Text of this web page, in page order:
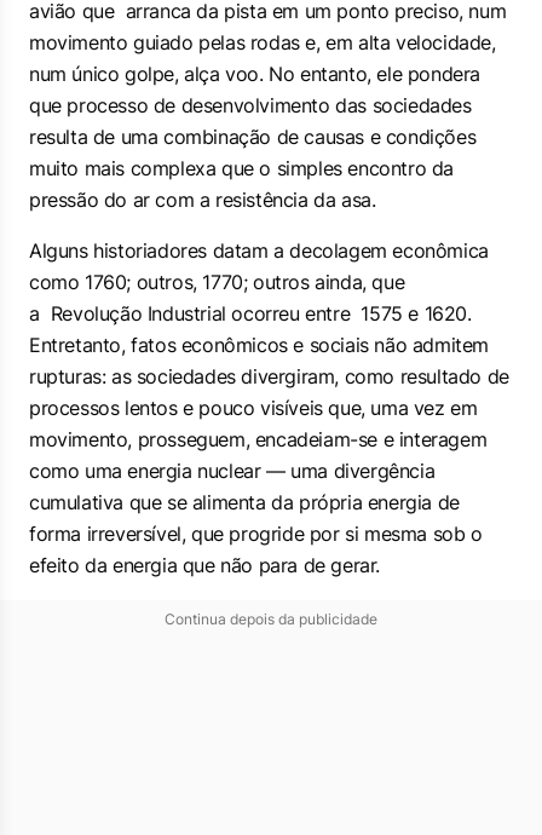
avião que arranca da pista em um ponto preciso, num
movimento guiado pelas rodas e, em alta velocidade,
num único golpe, alça voo. No entanto, ele pondera
que processo de desenvolvimento das sociedades
resulta de uma combinação de causas e condições
muito mais complexa que o simples encontro da
pressão do ar com a resistência da asa.
Alguns historiadores datam a decolagem econômica
como 1760; outros, 1770; outros ainda, que
a Revolução Industrial ocorreu entre 1575 e 1620.
Entretanto, fatos econômicos e sociais não admitem
rupturas: as sociedades divergiram, como resultado de
processos lentos e pouco visíveis que, uma vez em
movimento, prosseguem, encadeiam-se e interagem
como uma energia nuclear — uma divergência
cumulativa que se alimenta da própria energia de
forma irreversível, que progride por si mesma sob o
efeito da energia que não para de gerar.
Continua depois da publicidade